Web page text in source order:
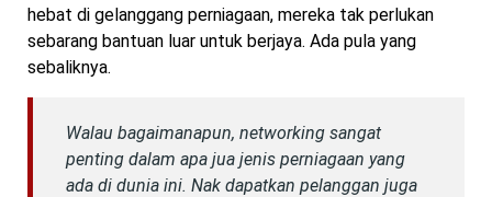
hebat di gelanggang perniagaan, mereka tak perlukan
sebarang bantuan luar untuk berjaya. Ada pula yang
sebaliknya.
Walau bagaimanapun, networking sangat
penting dalam apa jua jenis perniagaan yang
ada di dunia ini. Nak dapatkan pelanggan juga